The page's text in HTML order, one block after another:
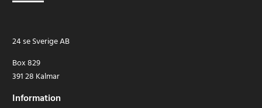
24 se Sverige AB
Box 829
391 28 Kalmar
Information